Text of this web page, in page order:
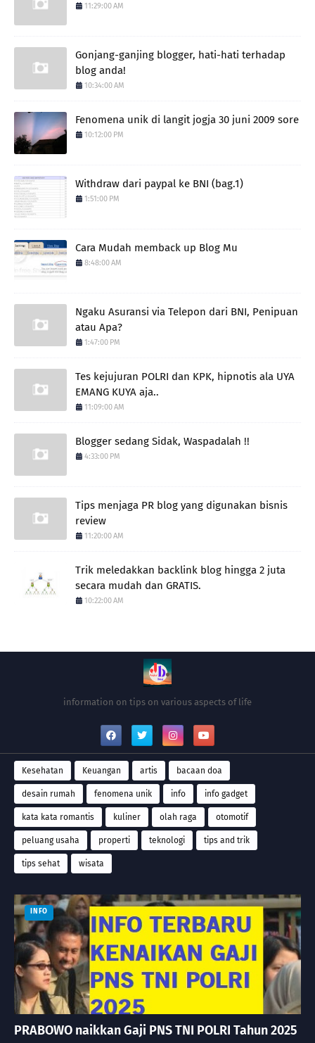
11:29:00 AM
Gonjang-ganjing blogger, hati-hati terhadap
blog anda!
10:34:00 AM
Fenomena unik di langit jogja 30 juni 2009 sore
10:12:00 PM
Withdraw dari paypal ke BNI (bag.1)
1:51:00 PM
Cara Mudah memback up Blog Mu
8:48:00 AM
Ngaku Asuransi via Telepon dari BNI, Penipuan
atau Apa?
1:47:00 PM
Tes kejujuran POLRI dan KPK, hipnotis ala UYA
EMANG KUYA aja..
11:09:00 AM
Blogger sedang Sidak, Waspadalah !!
4:33:00 PM
Tips menjaga PR blog yang digunakan bisnis
review
11:20:00 AM
Trik meledakkan backlink blog hingga 2 juta
secara mudah dan GRATIS.
10:22:00 AM
information on tips on various aspects of life
Kesehatan Keuangan artis bacaan doa
desain rumah fenomena unik info info gadget
kata kata romantis kuliner olah raga otomotif
peluang usaha properti teknologi tips and trik
tips sehat wisata
INFO
PRABOWO naikkan Gaji PNS TNI POLRI Tahun 2025